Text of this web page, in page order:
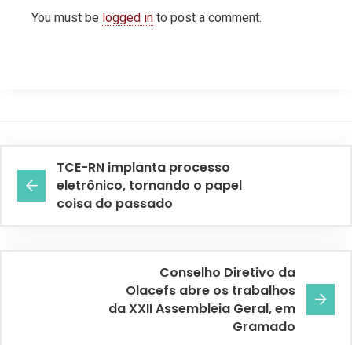
You must be logged in to post a comment.
TCE-RN implanta processo
eletrônico, tornando o papel
coisa do passado
Conselho Diretivo da
Olacefs abre os trabalhos
da XXII Assembleia Geral, em
Gramado